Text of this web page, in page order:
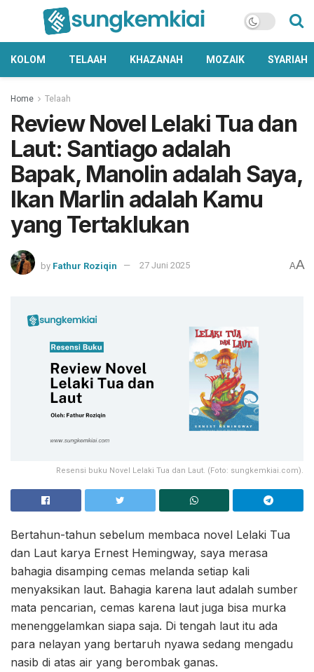
KOLOM TELAAH KHAZANAH MOZAIK SYARIAH
Home Telaah
Review Novel Lelaki Tua dan
Laut: Santiago adalah
Bapak, Manolin adalah Saya,
Ikan Marlin adalah Kamu
yang Tertaklukan
by Fathur Roziqin 27 Juni 2025 AA
Resensi buku Novel Lelaki Tua dan Laut. (Foto: sungkemkiai.com).
Bertahun-tahun sebelum membaca novel Lelaki Tua
dan Laut karya Ernest Hemingway, saya merasa
bahagia disamping cemas melanda setiap kali
menyaksikan laut. Bahagia karena laut adalah sumber
mata pencarian, cemas karena laut juga bisa murka
menenggelamkan siapa saja. Di tengah laut itu ada
para nelayan yang bertaruh nyawa sedang mengadu
nasib di atas air yang berombak ganas.